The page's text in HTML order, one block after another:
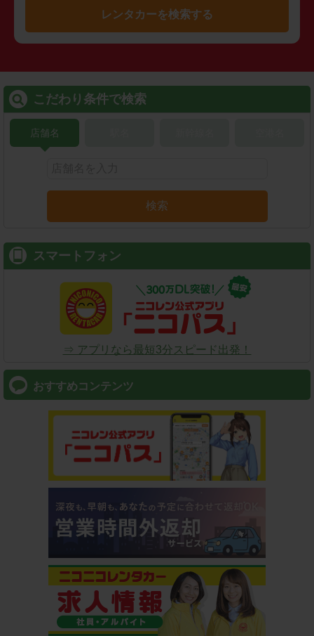
レンタカーを検索する
こだわり条件で検索
店舗名
検索
スマートフォン
⇒ アプリなら最短3分スピード出発！
おすすめコンテンツ